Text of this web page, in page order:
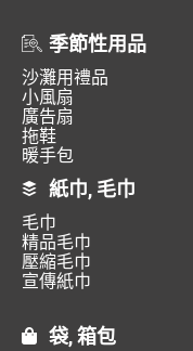
季節性用品
沙灘用禮品
小風扇
廣告扇
拖鞋
暖手包
紙巾, 毛巾
毛巾
精品毛巾
壓縮毛巾
宣傳紙巾
袋, 箱包